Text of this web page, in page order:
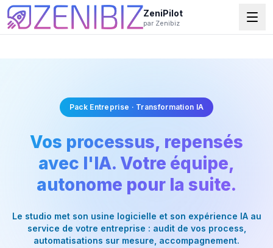
ZeniPilot
par Zenibiz
Pack Entreprise · Transformation IA
Vos processus, repensés
avec l'IA. Votre équipe,
autonome pour la suite.
Le studio met son usine logicielle et son expérience IA au
service de votre entreprise : audit de vos process,
automatisations sur mesure, accompagnement.